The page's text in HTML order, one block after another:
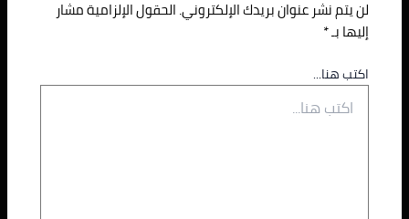
لن يتم نشر عنوان بريدك الإلكتروني.الحقول الإلزامية مشار
إليها بـ*
اكتب هنا...